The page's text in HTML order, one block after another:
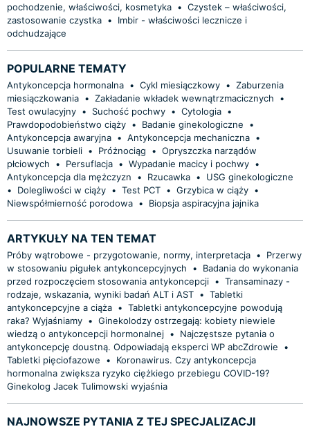
pochodzenie, właściwości, kosmetyka • Czystek – właściwości,
zastosowanie czystka •
Imbir - właściwości lecznicze i
odchudzające
POPULARNE TEMATY
Antykoncepcja hormonalna • Cykl miesiączkowy • Zaburzenia
miesiączkowania • Zakładanie wkładek wewnątrzmacicznych
•
Test owulacyjny • Suchość pochwy • Cytologia •
Prawdopodobieństwo ciąży • Badanie ginekologiczne
•
Antykoncepcja awaryjna • Antykoncepcja mechaniczna •
Usuwanie torbieli • Próżnociąg • Opryszczka narządów
płciowych
• Persuflacja • Wypadanie macicy i pochwy •
Antykoncepcja dla mężczyzn
• Rzucawka •
USG ginekologiczne
•
Dolegliwości w ciąży • Test PCT • Grzybica w ciąży •
Niewspółmierność porodowa • Biopsja aspiracyjna jajnika
ARTYKUŁY NA TEN TEMAT
Próby wątrobowe - przygotowanie, normy, interpretacja •
Przerwy
w stosowaniu pigułek antykoncepcyjnych
•
Badania do wykonania
przed rozpoczęciem stosowania antykoncepcji • Transaminazy -
rodzaje, wskazania, wyniki badań ALT i AST • Tabletki
antykoncepcyjne a ciąża • Tabletki antykoncepcyjne powodują
raka? Wyjaśniamy • Ginekolodzy ostrzegają: kobiety niewiele
wiedzą o antykoncepcji hormonalnej •
Najczęstsze pytania o
antykoncepcję doustną. Odpowiadają eksperci WP abcZdrowie
•
Tabletki pięciofazowe
•
Koronawirus. Czy antykoncepcja
hormonalna zwiększa ryzyko ciężkiego przebiegu COVID-19?
Ginekolog Jacek Tulimowski wyjaśnia
NAJNOWSZE PYTANIA Z TEJ SPECJALIZACJI